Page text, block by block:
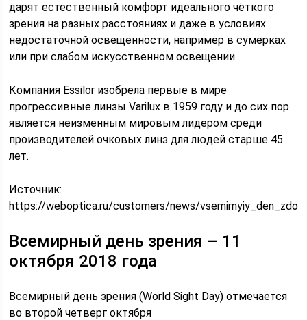
дарят естественный комфорт идеального чёткого
зрения на разных расстояниях и даже в условиях
недостаточной освещённости, например в сумерках
или при слабом искусственном освещении.
Компания Essilor изобрела первые в мире
прогрессивные линзы Varilux в 1959 году и до сих пор
является неизменным мировым лидером среди
производителей очковых линз для людей старше 45
лет.
Источник:
https://weboptica.ru/customers/news/
Всемирный день зрения – 11
октября 2018 года
Всемирный день зрения (World Sight Day) отмечается
во второй четверг октября